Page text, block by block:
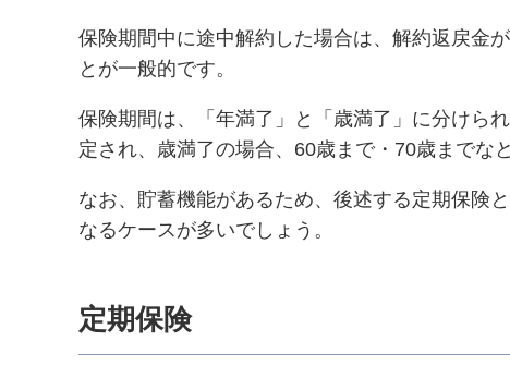
保険期間中に途中解約した場合は、解約返戻金
とが一般的です。
保険期間は、「年満了」と「歳満了」に分けら
定され、歳満了の場合、60歳まで・70歳までな
なお、貯蓄機能があるため、後述する定期保険
なるケースが多いでしょう。
定期保険